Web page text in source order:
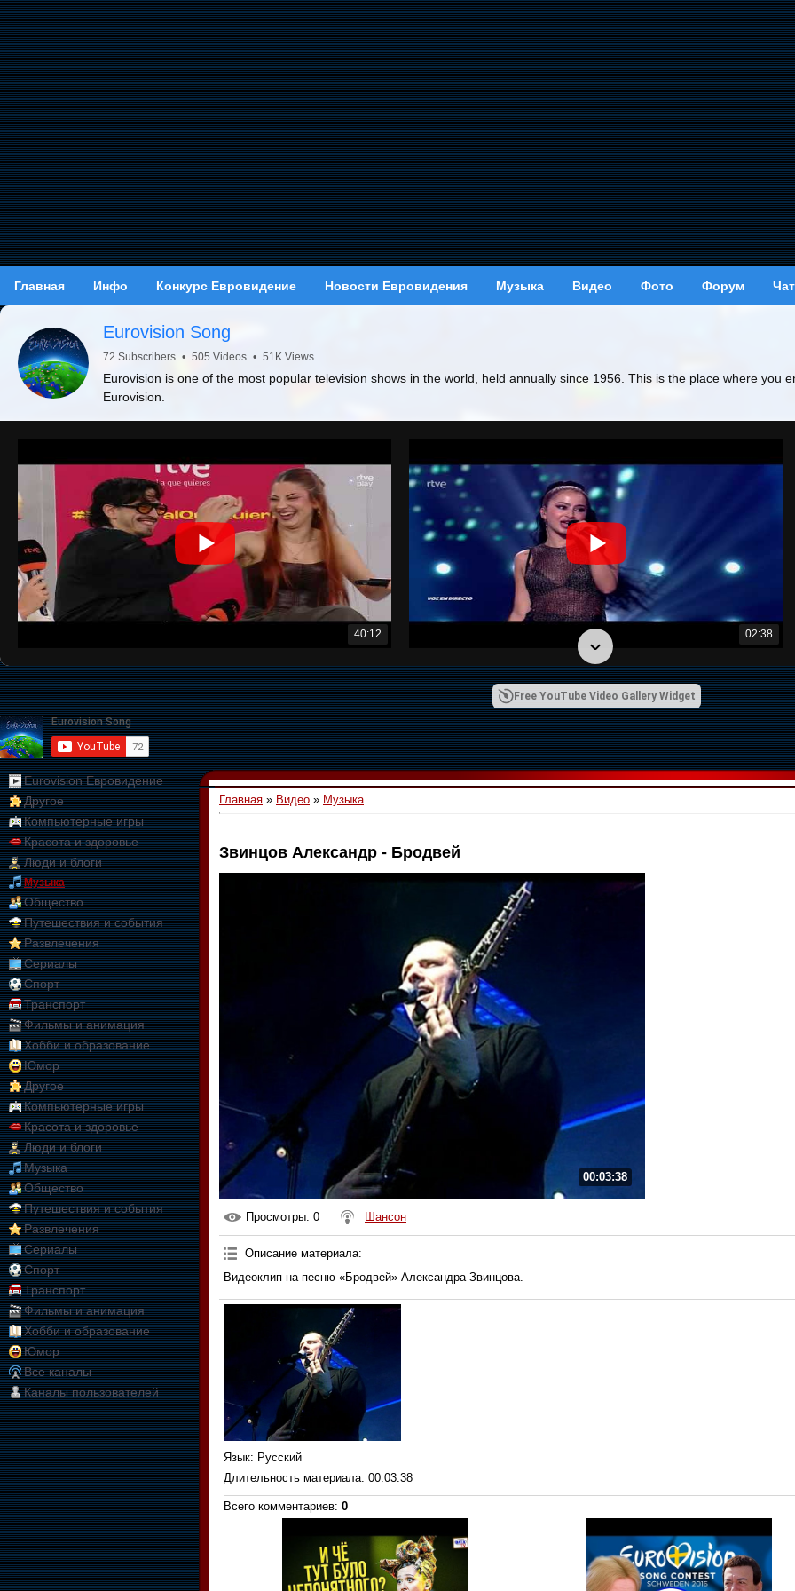
Главная Инфо Конкурс Евровидение Новости Евровидения Музыка Видео Фото Форум Чат
Eurovision Song
72 Subscribers • 505 Videos • 51K Views
Eurovision is one of the most popular television shows in the world, held annually since 1956. This is the place where you
Eurovision.
40:12 02:38
Free YouTube Video Gallery Widget
Eurovision Евровидение
Другое
Компьютерные игры
Красота и здоровье
Люди и блоги
Музыка
Общество
Путешествия и события
Развлечения
Сериалы
Спорт
Транспорт
Фильмы и анимация
Хобби и образование
Юмор
Другое
Компьютерные игры
Красота и здоровье
Люди и блоги
Музыка
Общество
Путешествия и события
Развлечения
Сериалы
Спорт
Транспорт
Фильмы и анимация
Хобби и образование
Юмор
Все каналы
Каналы пользователей
Главная » Видео » Музыка
Звинцов Александр - Бродвей
00:03:38
Просмотры: 0 Шансон
Описание материала:
Видеоклип на песню «Бродвей» Александра Звинцова.
Язык: Русский
Длительность материала: 00:03:38
Всего комментариев: 0